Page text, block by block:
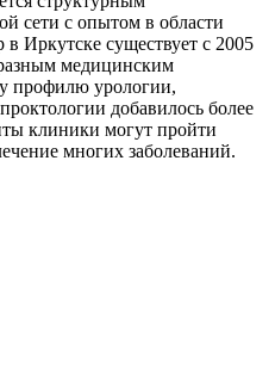
сети с опытом в области
Иркутске существует с 2005
медицинским
профилю урологии,
добавилось более
клиники могут пройти
многих заболеваний.